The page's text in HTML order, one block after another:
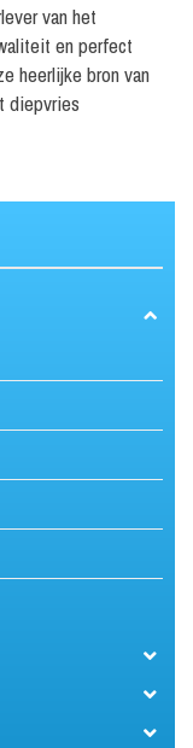
van het
en perfect
heerlijke bron van
diepvries